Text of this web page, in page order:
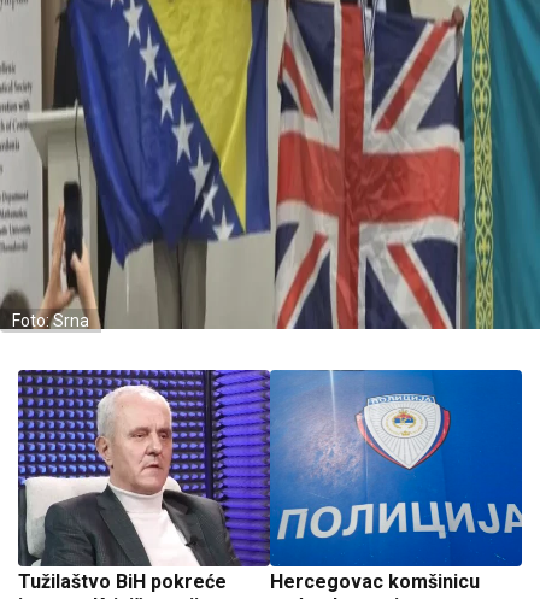
Foto: Srna
Tužilaštvo BiH pokreće
Hercegovac komšinicu